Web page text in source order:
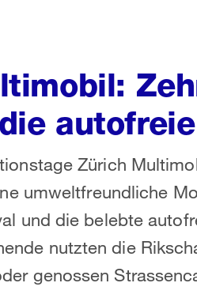
Zürich
umweltfreundliche
und die belebte
nutzten die
genossen